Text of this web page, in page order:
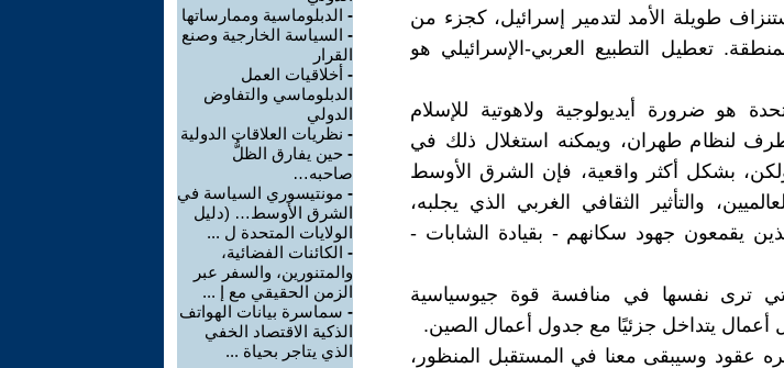
طويلة الأمد لتدمير إسرائيل، كجزء من
تعطيل التطبيع العربي-الإسرائيلي هو
هو ضرورة أيديولوجية ولاهوتية للإسلام
لنظام طهران، ويمكنه استغلال ذلك في
بشكل أكثر واقعية، فإن الشرق الأوسط
والتأثير الثقافي الغربي الذي يجلبه،
يقمعون جهود سكانهم - بقيادة الشابات -
ترى نفسها في منافسة قوة جيوسياسية
يتداخل جزئيًا مع جدول أعمال الصين.
عقود وسيبقى معنا في المستقبل المنظور،
- ‏الدبلوماسية وممارساتها
- ‏السياسة الخارجية وصنع
القرار
- ‏أخلاقيات العمل
الدبلوماسي والتفاوض
الدولي
- ‏نظريات العلاقات الدولية
- حين يفارق الظلُّ
صاحبه…
- ‏مونتيسوري السياسة في
الشرق الأوسط… (دليل
الولايات المتحدة ل ...
- الكائنات الفضائية،
والمتنورين، والسفر عبر
الزمن الحقيقي مع إ ...
- سماسرة بيانات الهواتف
الذكية الاقتصاد الخفي
الذي يتاجر بحياة ...